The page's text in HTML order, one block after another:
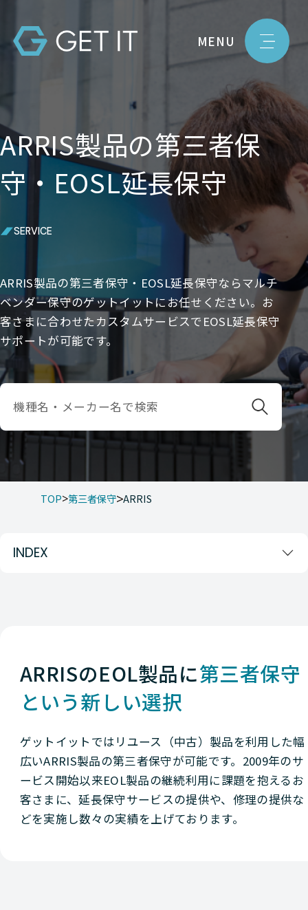
MENU
ARRIS製品の第三者保
守・EOSL延長保守
SERVICE
ARRIS製品の第三者保守・EOSL延長保守ならマルチ
ベンダー保守のゲットイットにお任せください。お
客さまに合わせたカスタムサービスでEOSL延長保守
サポートが可能です。
TOP 第三者保守 ARRIS
INDEX
ARRISのEOL製品に第三者保守
という新しい選択
ゲットイットではリユース（中古）製品を利用した幅
広いARRIS製品の第三者保守が可能です。2009年のサ
ービス開始以来EOL製品の継続利用に課題を抱えるお
客さまに、延長保守サービスの提供や、修理の提供な
どを実施し数々の実績を上げております。